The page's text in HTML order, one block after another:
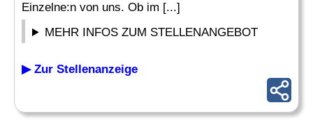
Einzelne:n von uns. Ob im [...]
MEHR INFOS ZUM STELLENANGEBOT
▶ Zur Stellenanzeige